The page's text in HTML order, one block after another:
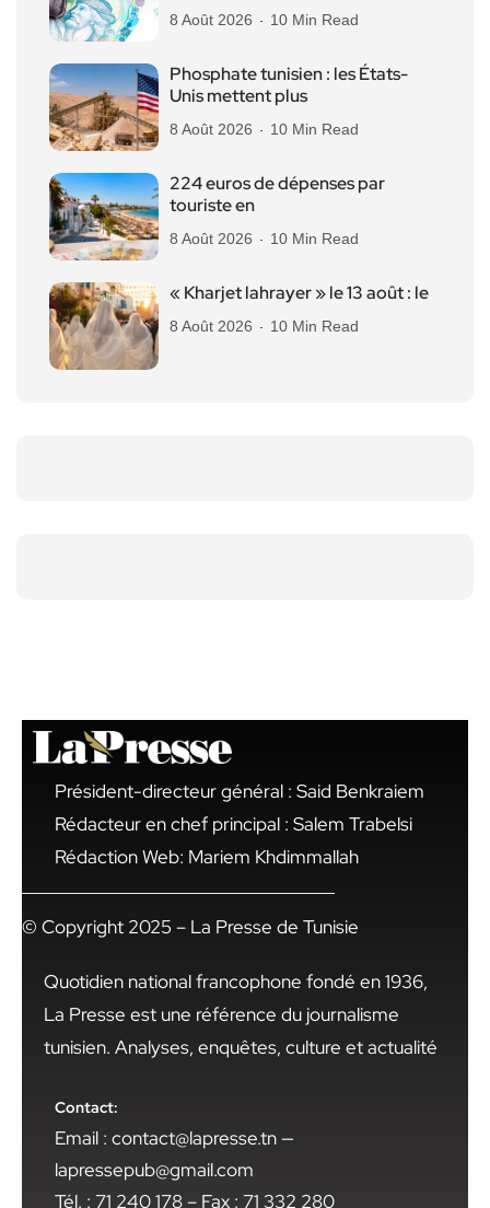
8 Août 2026 10 Min Read
Phosphate tunisien : les États-
Unis mettent plus
8 Août 2026 10 Min Read
224 euros de dépenses par
touriste en
8 Août 2026 10 Min Read
« Kharjet lahrayer » le 13 août : le
8 Août 2026 10 Min Read
Président-directeur général : Said Benkraiem
Rédacteur en chef principal : Salem Trabelsi
Rédaction Web: Mariem Khdimmallah
© Copyright 2025 – La Presse de Tunisie
Quotidien national francophone fondé en 1936,
La Presse est une référence du journalisme
tunisien. Analyses, enquêtes, culture et actualité
Contact:
Email : contact@lapresse.tn —
lapressepub@gmail.com
Tél. : 71 240 178 – Fax : 71 332 280